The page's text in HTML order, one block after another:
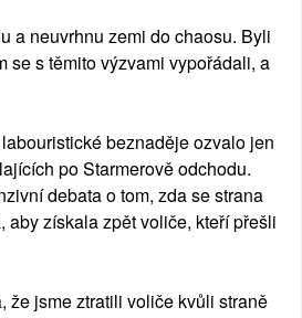
a neuvrhnu zemi do chaosu. Byli
se s těmito výzvami vypořádali, a
beznaděje ozvalo jen
po Starmerově odchodu.
debata o tom, zda se strana
aby získala zpět voliče, kteří přešli
že jsme ztratili voliče kvůli straně